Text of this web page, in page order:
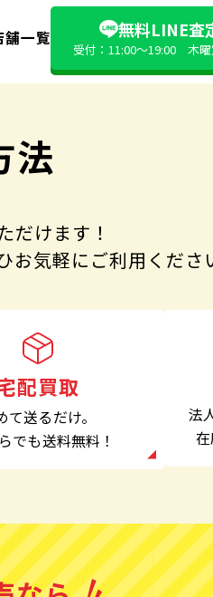
舗一覧 無料LINE査
受付：11:00〜19:00 木曜
法
だけます！
お気軽にご利用くださ
配買取
て送るだけ。
でも送料無料！
法